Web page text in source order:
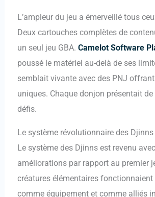
L’ampleur du jeu a émerveillé tous
Deux cartouches complètes de
un seul jeu GBA. Camelot Software
poussé le matériel au-delà de ses
semblait vivante avec des PNJ
uniques. Chaque donjon présentait
défis.
Le système révolutionnaire des Djinns
Le système des Djinns est revenu
améliorations par rapport au premier
créatures élémentaires
comme équipement et comme alliés